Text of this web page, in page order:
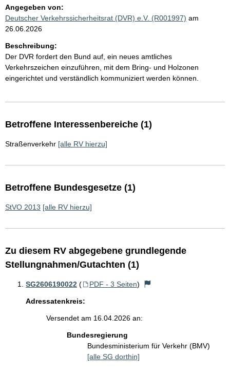
Angegeben von:
Deutscher Verkehrssicherheitsrat (DVR) e.V. (R001997) am
26.06.2026
Beschreibung:
Der DVR fordert den Bund auf, ein neues amtliches
Verkehrszeichen einzuführen, mit dem Bring- und Holzonen
eingerichtet und verständlich kommuniziert werden können.
Betroffene Interessenbereiche (1)
Straßenverkehr [alle RV hierzu]
Betroffene Bundesgesetze (1)
StVO 2013 [alle RV hierzu]
Zu diesem RV abgegebene grundlegende
Stellungnahmen/Gutachten (1)
SG2606190022 ( PDF - 3 Seiten)
Adressatenkreis:
Versendet am 16.04.2026 an:
Bundesregierung
Bundesministerium für Verkehr (BMV)
[alle SG dorthin]